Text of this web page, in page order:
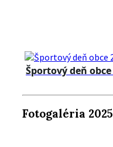
Športový deň obce
Fotogaléria 2025